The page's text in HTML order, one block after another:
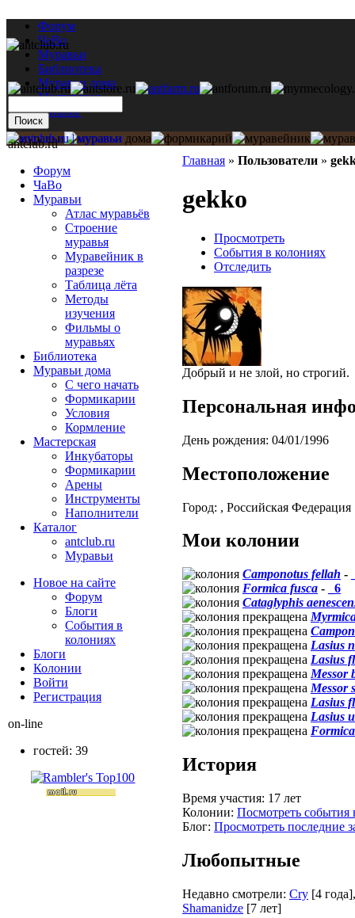
Форум
ЧаВо
Муравьи
Библиотека
Муравьи дома
Мастерская
Каталог
Главная » Пользователи »
gekko
Просмотреть
События в колониях
Отследить
Добрый и не злой, но строгий.
Персональная
День рождения: 04/01/1996
Местоположение
Город: , Российская Федерация
Мои колонии
Camponotus fellah -
Formica fusca -
_6
Cataglyphis
Lasius
Lasius
Messor
Messor
Lasius
Lasius
История
Время участия: 17 лет
Колонии: Посмотреть события
Блог: Просмотреть последние
Любопытные
Недавно смотрели: Cry [4 года]
Shamanidze [7 лет]
antclub.ru
Форум
ЧаВо
Муравьи
Атлас муравьёв
Строение
муравья
Муравейник в
разрезе
Таблица лёта
Методы
изучения
Фильмы о
муравьях
Библиотека
Муравьи дома
С чего начать
Формикарии
Условия
Кормление
Мастерская
Инкубаторы
Формикарии
Арены
Инструменты
Наполнители
Каталог
antclub.ru
Муравьи
Новое на сайте
Форум
Блоги
События в
колониях
Блоги
Колонии
Войти
Peгиcтpaция
on-line
гостей: 39